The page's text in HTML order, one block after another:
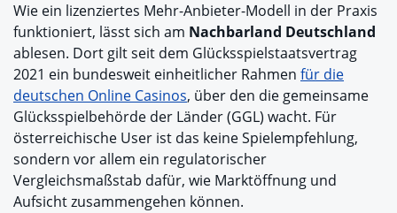
Wie ein lizenziertes Mehr-Anbieter-Modell in der Praxis
funktioniert, lässt sich am Nachbarland Deutschland
ablesen. Dort gilt seit dem Glücksspielstaatsvertrag
2021 ein bundesweit einheitlicher Rahmen für die
deutschen Online Casinos, über den die gemeinsame
Glücksspielbehörde der Länder (GGL) wacht. Für
österreichische User ist das keine Spielempfehlung,
sondern vor allem ein regulatorischer
Vergleichsmaßstab dafür, wie Marktöffnung und
Aufsicht zusammengehen können.